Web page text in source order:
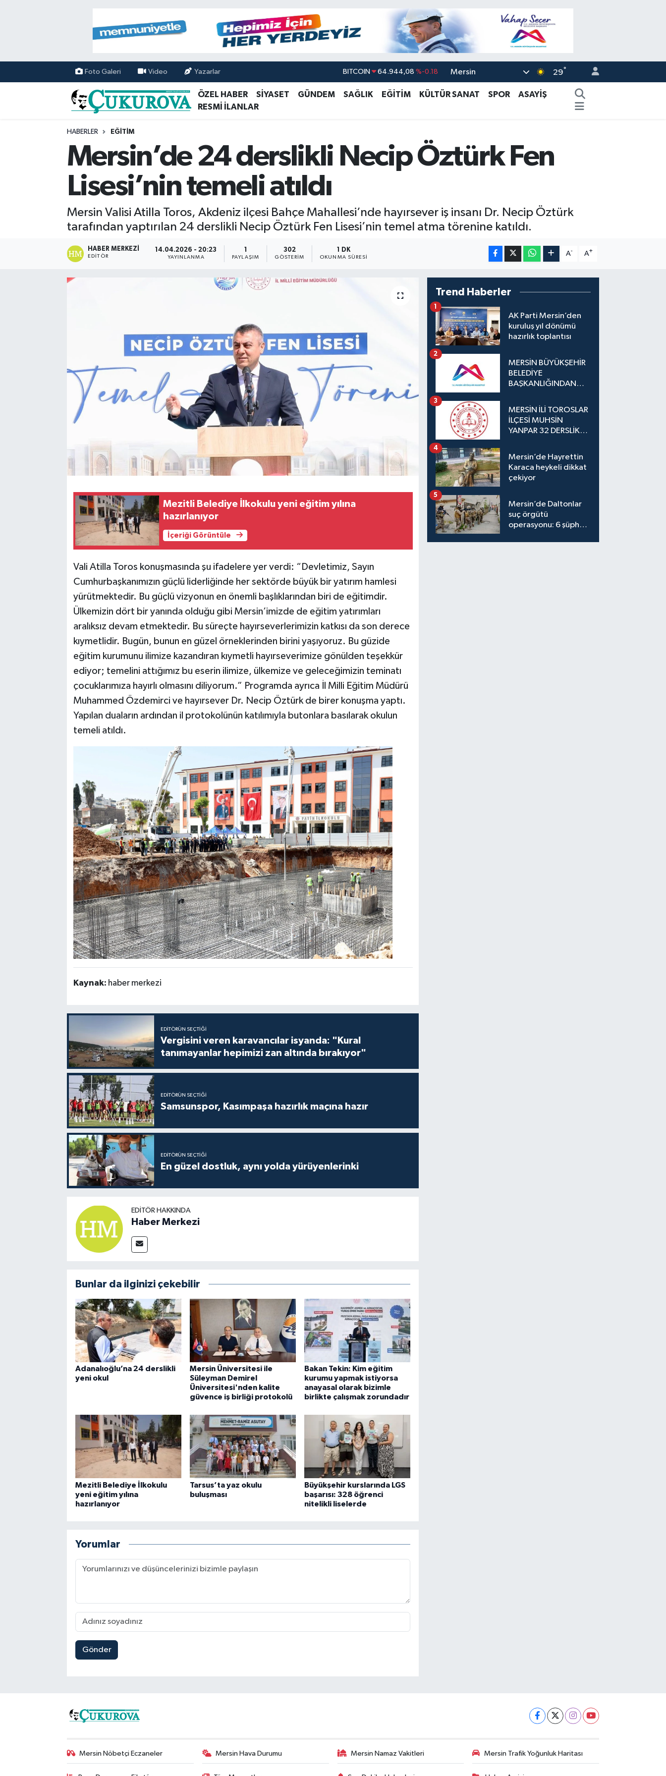
Foto Galeri Video Yazarlar
64.944,08 %-0.18
DOLAR 47,7436 %0.18
EURO 55,2510 %0.32
BİST100 %-14
Mersin 29°
ÖZEL HABER SİYASET GÜNDEM SAĞLIK EĞİTİM KÜLTÜR SANAT SPOR
ASAYİŞ
RESMİ İLANLAR
HABERLER EĞİTİM
Mersin’de 24 derslikli Necip Öztürk Fen
Lisesi’nin temeli atıldı
Mersin Valisi Atilla Toros, Akdeniz ilçesi Bahçe Mahallesi’nde hayırsever iş insanı Dr. Necip Öztürk
tarafından yaptırılan 24 derslikli Necip Öztürk Fen Lisesi’nin temel atma törenine katıldı.
HABER MERKEZI
EDITÖR
14.04.2026 - 20:23
YAYINLANMA PAYLAŞIM
302
GÖSTERIM
1 DK
OKUNMA SÜRESI
A- A+
Mezitli Belediye İlkokulu yeni eğitim yılına
hazırlanıyor
İçeriği Görüntüle
Vali Atilla Toros konuşmasında şu ifadelere yer verdi: “Devletimiz, Sayın
Cumhurbaşkanımızın güçlü liderliğinde her sektörde büyük bir yatırım hamlesi
yürütmektedir. Bu güçlü vizyonun en önemli başlıklarından biri de eğitimdir.
Ülkemizin dört bir yanında olduğu gibi Mersin’imizde de eğitim yatırımları
aralıksız devam etmektedir. Bu süreçte hayırseverlerimizin katkısı da son derece
kıymetlidir. Bugün, bunun en güzel örneklerinden birini yaşıyoruz. Bu güzide
eğitim kurumunu ilimize kazandıran kıymetli hayırseverimize gönülden teşekkür
ediyor; temelini attığımız bu eserin ilimize, ülkemize ve geleceğimizin teminatı
çocuklarımıza hayırlı olmasını diliyorum.” Programda ayrıca İl Milli Eğitim Müdürü
Muhammed Özdemirci ve hayırsever Dr. Necip Öztürk de birer konuşma yaptı.
Yapılan duaların ardından il protokolünün katılımıyla butonlara basılarak okulun
temeli atıldı.
Kaynak: haber merkezi
EDITÖRÜN SEÇTIĞI
Vergisini veren karavancılar isyanda: "Kural
tanımayanlar hepimizi zan altında bırakıyor"
EDITÖRÜN SEÇTIĞI
Samsunspor, Kasımpaşa hazırlık maçına hazır
EDITÖRÜN SEÇTIĞI
En güzel dostluk, aynı yolda yürüyenlerinki
EDITÖR HAKKINDA
Haber Merkezi
Bunlar da ilginizi çekebilir
Adanalıoğlu’na 24 derslikli
yeni okul
Mersin Üniversitesi ile
Süleyman Demirel
Üniversitesi'nden kalite
güvence iş birliği protokolü
Bakan Tekin: Kim eğitim
kurumu yapmak istiyorsa
anayasal olarak bizimle
birlikte çalışmak zorundadır
Mezitli Belediye İlkokulu
yeni eğitim yılına
hazırlanıyor
Tarsus’ta yaz okulu
buluşması
Büyükşehir kurslarında LGS
başarısı: 328 öğrenci
nitelikli liselerde
Yorumlar
Gönder
Trend Haberler
AK Parti Mersin’den
kuruluş yıl dönümü
hazırlık toplantısı
1
MERSİN BÜYÜKŞEHİR
BELEDİYE
BAŞKANLIĞINDAN
2
MERSİN İLİ TOROSLAR
İLÇESİ MUHSİN
YANPAR 32 DERSLİKLİ
3
Mersin’de Hayrettin
Karaca heykeli dikkat
çekiyor
4
Mersin’de Daltonlar
suç örgütü
operasyonu: 6 şüpheli
5
Mersin Nöbetçi Eczaneler Mersin Hava Durumu Mersin Namaz Vakitleri Mersin Trafik Yoğunluk Haritası
Mersin Nöbetçi Eczaneler
Mersin Hava Durumu
Mersin Namaz Vakitleri
Mersin Trafik Yoğunluk Haritası
Tüm Manşetler
Son Dakika Haberleri
Haber Arşivi